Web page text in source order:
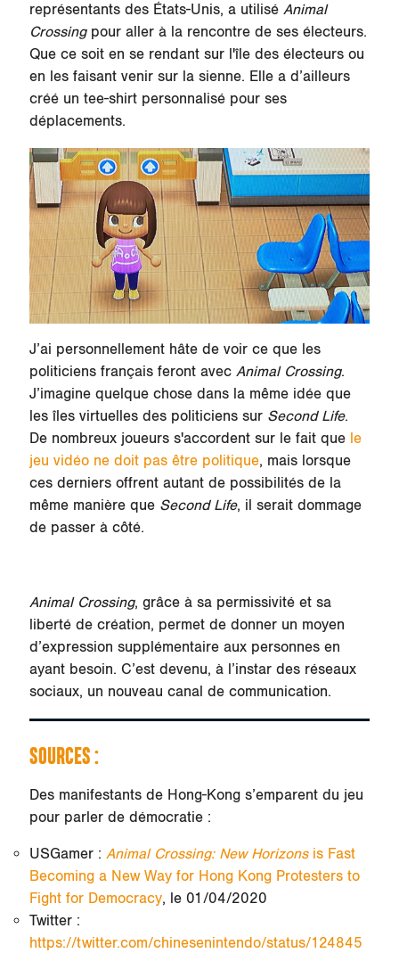
représentants des États-Unis, a utilisé Animal
Crossingpour aller à la rencontre de ses électeurs.
Que ce soit en se rendant sur l'île des électeurs ou
en les faisant venir sur la sienne. Elle a d’ailleurs
créé un tee-shirt personnalisé pour ses
déplacements.
J’ai personnellement hâte de voir ce que les
politiciens français feront avec Animal Crossing.
J’imagine quelque chose dans la même idée que
les îles virtuelles des politiciens sur Second Life.
De nombreux joueurs s'accordent sur le fait que le
jeu vidéo ne doit pas être politique, mais lorsque
ces derniers offrent autant de possibilités de la
même manière que Second Life, il serait dommage
de passer à côté.
Animal Crossing, grâce à sa permissivité et sa
liberté de création, permet de donner un moyen
d’expression supplémentaire aux personnes en
ayant besoin. C’est devenu, à l’instar des réseaux
sociaux, un nouveau canal de communication.
SOURCES :
Des manifestants de Hong-Kong s’emparent du jeu
pour parler de démocratie :
USGamer : Animal Crossing: New Horizonsis Fast
Becoming a New Way for Hong Kong Protesters to
Fight for Democracy, le 01/04/2020
Twitter :
https://twitter.com/chinesenintendo/status/124845